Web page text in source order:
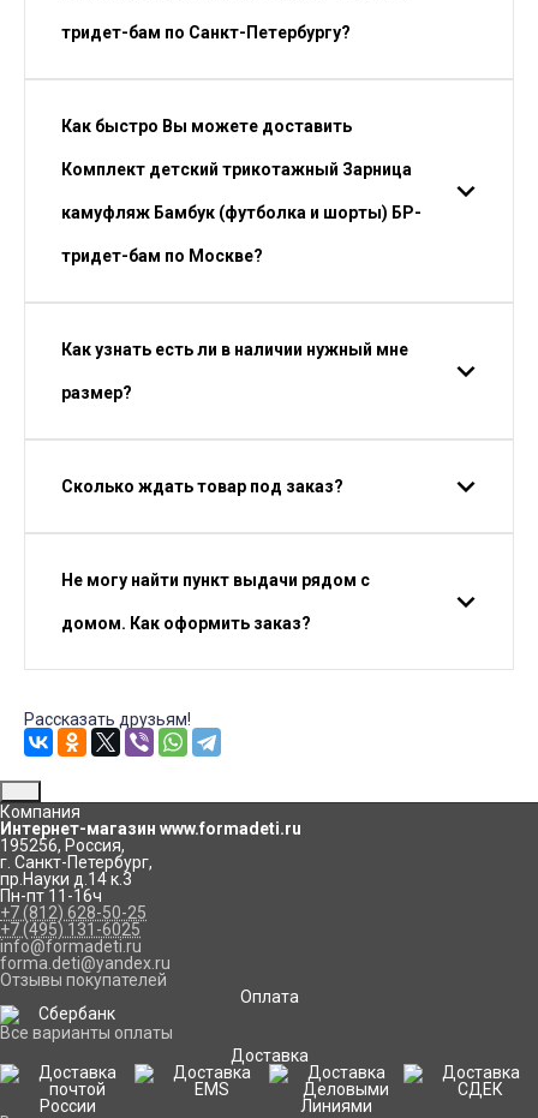
тридет-бам по Санкт-Петербургу?
Как быстро Вы можете доставить
Комплект детский трикотажный Зарница
камуфляж Бамбук (футболка и шорты) БР-
тридет-бам по Москве?
Как узнать есть ли в наличии нужный мне
размер?
Сколько ждать товар под заказ?
Не могу найти пункт выдачи рядом с
домом. Как оформить заказ?
Рассказать друзьям!
Компания
Интернет-магазин www.formadeti.ru
195256, Россия,
г. Санкт-Петербург,
пр.Науки д.14 к.3
Пн-пт 11-16ч
+7 (812) 628-50-25
+7 (495) 131-6025
info@formadeti.ru
forma.deti@yandex.ru
Отзывы покупателей
Оплата
Все варианты оплаты
Доставка